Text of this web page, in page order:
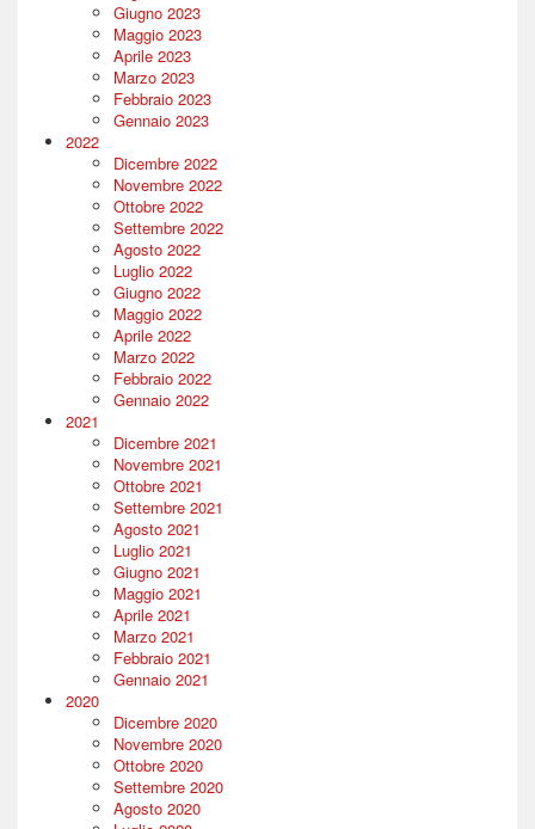
Giugno 2023
Maggio 2023
Aprile 2023
Marzo 2023
Febbraio 2023
Gennaio 2023
2022
Dicembre 2022
Novembre 2022
Ottobre 2022
Settembre 2022
Agosto 2022
Luglio 2022
Giugno 2022
Maggio 2022
Aprile 2022
Marzo 2022
Febbraio 2022
Gennaio 2022
2021
Dicembre 2021
Novembre 2021
Ottobre 2021
Settembre 2021
Agosto 2021
Luglio 2021
Giugno 2021
Maggio 2021
Aprile 2021
Marzo 2021
Febbraio 2021
Gennaio 2021
2020
Dicembre 2020
Novembre 2020
Ottobre 2020
Settembre 2020
Agosto 2020